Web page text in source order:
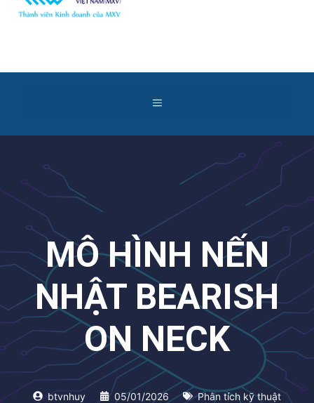
Menu
MÔ HÌNH NẾN
NHẬT BEARISH
ON NECK
btvnhuy 05/01/2026 Phân tích kỹ thuật